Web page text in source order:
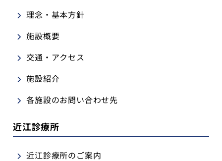
米原診療所
各種ご予約
採用情報
お問い合わせ
理念・基本方針
施設概要
交通・アクセス
施設紹介
各施設のお問い合わせ先
近江診療所
近江診療所のご案内